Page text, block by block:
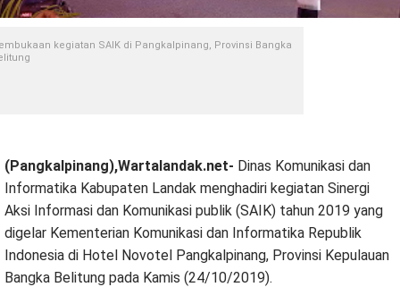
kegiatan SAIK di Pangkalpinang, Provinsi Bangka
(Pangkalpinang),Wartalandak.net- Dinas Komunikasi dan
Informatika Kabupaten Landak menghadiri kegiatan Sinergi
Aksi Informasi dan Komunikasi publik (SAIK) tahun 2019 yang
digelar Kementerian Komunikasi dan Informatika Republik
Indonesia di Hotel Novotel Pangkalpinang, Provinsi Kepulauan
Bangka Belitung pada Kamis (24/10/2019).